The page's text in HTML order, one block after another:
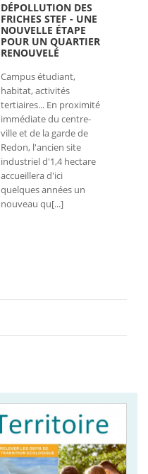
DÉPOLLUTION DES
FRICHES STEF - UNE
NOUVELLE ÉTAPE
POUR UN QUARTIER
RENOUVELÉ
Campus étudiant,
habitat, activités
tertiaires... En proximité
immédiate du centre-
ville et de la garde de
Redon, l'ancien site
industriel d'1,4 hectare
accueillera d'ici
quelques années un
nouveau qu[...]